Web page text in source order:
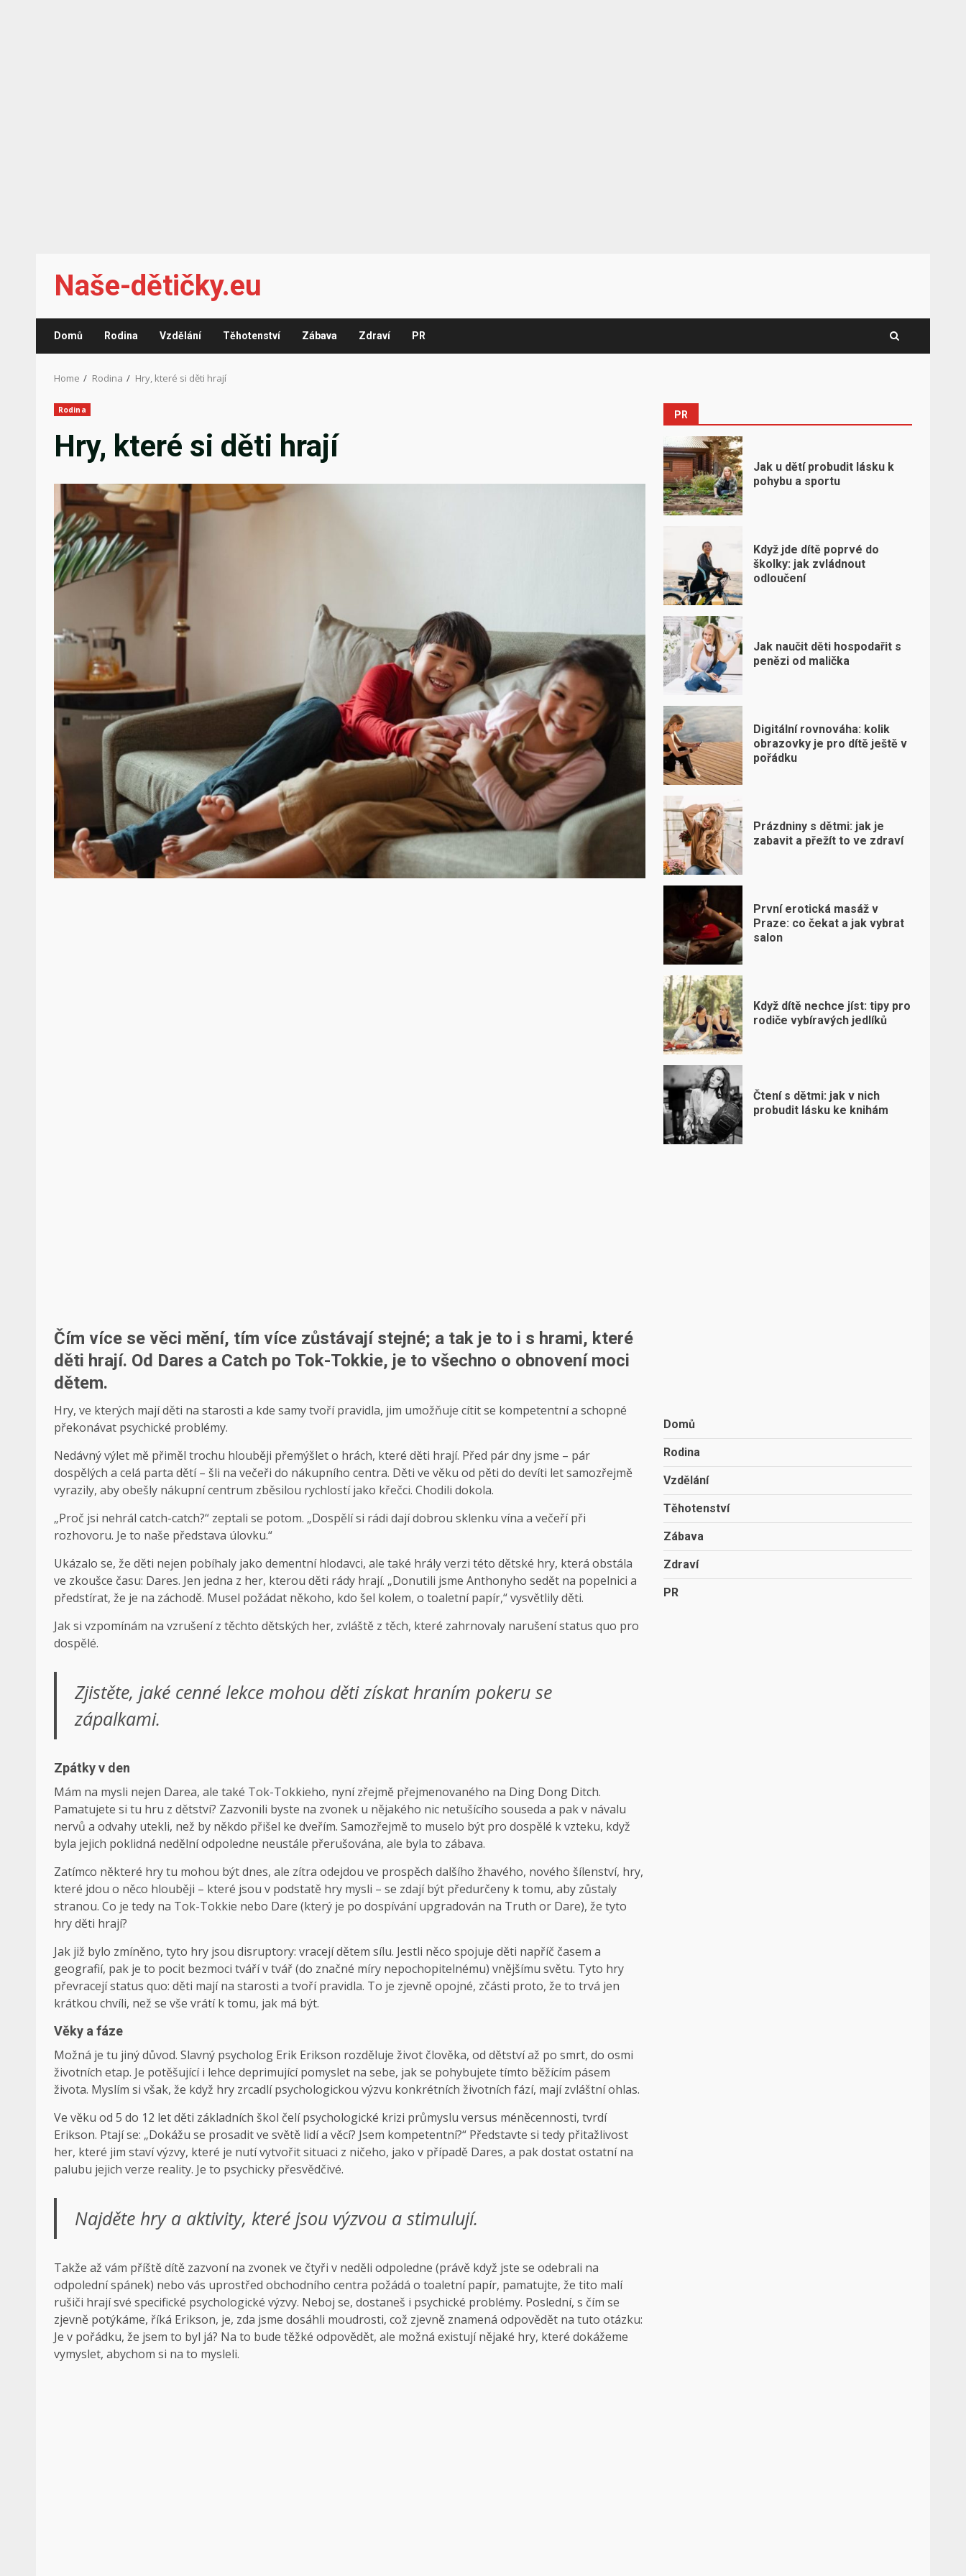
content
Naše-dětičky.eu
Domů Rodina Vzdělání Těhotenství Zábava Zdraví PR
Home Rodina Hry, které si děti hrají
Rodina
Hry, které si děti hrají
Čím více se věci mění, tím více zůstávají stejné; a tak je to i s hrami, které
děti hrají. Od Dares a Catch po Tok-Tokkie, je to všechno o obnovení moci
dětem.
Hry, ve kterých mají děti na starosti a kde samy tvoří pravidla, jim umožňuje cítit se kompetentní a schopné
překonávat psychické problémy.
Nedávný výlet mě přiměl trochu hlouběji přemýšlet o hrách, které děti hrají. Před pár dny jsme – pár
dospělých a celá parta dětí – šli na večeři do nákupního centra. Děti ve věku od pěti do devíti let samozřejmě
vyrazily, aby obešly nákupní centrum zběsilou rychlostí jako křečci. Chodili dokola.
„Proč jsi nehrál catch-catch?“ zeptali se potom. „Dospělí si rádi dají dobrou sklenku vína a večeří při
rozhovoru. Je to naše představa úlovku.“
Ukázalo se, že děti nejen pobíhaly jako dementní hlodavci, ale také hrály verzi této dětské hry, která obstála
ve zkoušce času: Dares. Jen jedna z her, kterou děti rády hrají. „Donutili jsme Anthonyho sedět na popelnici a
předstírat, že je na záchodě. Musel požádat někoho, kdo šel kolem, o toaletní papír,“ vysvětlily děti.
Jak si vzpomínám na vzrušení z těchto dětských her, zvláště z těch, které zahrnovaly narušení status quo pro
dospělé.
Zjistěte, jaké cenné lekce mohou děti získat hraním pokeru se
zápalkami.
Zpátky v den
Mám na mysli nejen Darea, ale také Tok-Tokkieho, nyní zřejmě přejmenovaného na Ding Dong Ditch.
Pamatujete si tu hru z dětství? Zazvonili byste na zvonek u nějakého nic netušícího souseda a pak v návalu
nervů a odvahy utekli, než by někdo přišel ke dveřím. Samozřejmě to muselo být pro dospělé k vzteku, když
byla jejich poklidná nedělní odpoledne neustále přerušována, ale byla to zábava.
Zatímco některé hry tu mohou být dnes, ale zítra odejdou ve prospěch dalšího žhavého, nového šílenství, hry,
které jdou o něco hlouběji – které jsou v podstatě hry mysli – se zdají být předurčeny k tomu, aby zůstaly
stranou. Co je tedy na Tok-Tokkie nebo Dare (který je po dospívání upgradován na Truth or Dare), že tyto
hry děti hrají?
Jak již bylo zmíněno, tyto hry jsou disruptory: vracejí dětem sílu. Jestli něco spojuje děti napříč časem a
geografií, pak je to pocit bezmoci tváří v tvář (do značné míry nepochopitelnému) vnějšímu světu. Tyto hry
převracejí status quo: děti mají na starosti a tvoří pravidla. To je zjevně opojné, zčásti proto, že to trvá jen
krátkou chvíli, než se vše vrátí k tomu, jak má být.
Věky a fáze
Možná je tu jiný důvod. Slavný psycholog Erik Erikson rozděluje život člověka, od dětství až po smrt, do osmi
životních etap. Je potěšující i lehce deprimující pomyslet na sebe, jak se pohybujete tímto běžícím pásem
života. Myslím si však, že když hry zrcadlí psychologickou výzvu konkrétních životních fází, mají zvláštní ohlas.
Ve věku od 5 do 12 let děti základních škol čelí psychologické krizi průmyslu versus méněcennosti, tvrdí
Erikson. Ptají se: „Dokážu se prosadit ve světě lidí a věcí? Jsem kompetentní?“ Představte si tedy přitažlivost
her, které jim staví výzvy, které je nutí vytvořit situaci z ničeho, jako v případě Dares, a pak dostat ostatní na
palubu jejich verze reality. Je to psychicky přesvědčivé.
Najděte hry a aktivity, které jsou výzvou a stimulují.
Takže až vám příště dítě zazvoní na zvonek ve čtyři v neděli odpoledne (právě když jste se odebrali na
odpolední spánek) nebo vás uprostřed obchodního centra požádá o toaletní papír, pamatujte, že tito malí
rušiči hrají své specifické psychologické výzvy. Neboj se, dostaneš i psychické problémy. Poslední, s čím se
zjevně potýkáme, říká Erikson, je, zda jsme dosáhli moudrosti, což zjevně znamená odpovědět na tuto otázku:
Je v pořádku, že jsem to byl já? Na to bude těžké odpovědět, ale možná existují nějaké hry, které dokážeme
vymyslet, abychom si na to mysleli.
PR
Jak u dětí probudit lásku k
pohybu a sportu
Když jde dítě poprvé do
školky: jak zvládnout
odloučení
Jak naučit děti hospodařit s
penězi od malička
Digitální rovnováha: kolik
obrazovky je pro dítě ještě v
pořádku
Prázdniny s dětmi: jak je
zabavit a přežít to ve zdraví
První erotická masáž v
Praze: co čekat a jak vybrat
salon
Když dítě nechce jíst: tipy pro
rodiče vybíravých jedlíků
Čtení s dětmi: jak v nich
probudit lásku ke knihám
Domů
Rodina
Vzdělání
Těhotenství
Zábava
Zdraví
PR